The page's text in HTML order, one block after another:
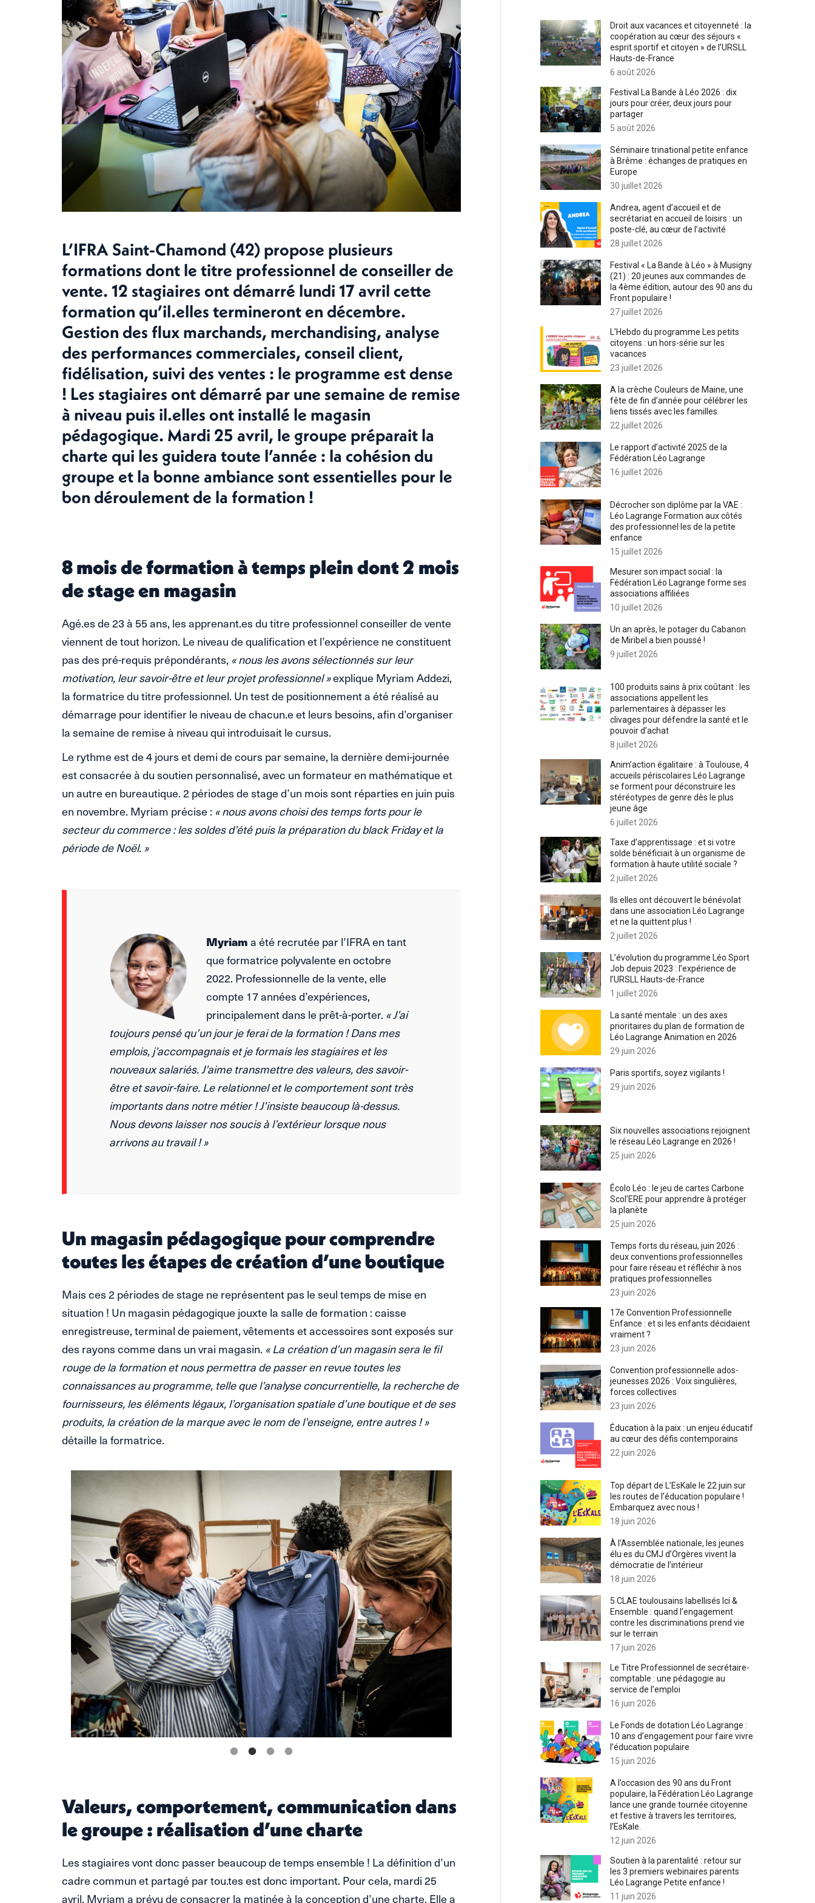
L’IFRA Saint-Chamond (42) propose plusieurs
formations dont le titre professionnel de conseiller de
vente. 12 stagiaires ont démarré lundi 17 avril cette
formation qu’il.elles termineront en décembre.
Gestion des flux marchands, merchandising, analyse
des performances commerciales, conseil client,
fidélisation, suivi des ventes : le programme est dense
! Les stagiaires ont démarré par une semaine de remise
à niveau puis il.elles ont installé le magasin
pédagogique. Mardi 25 avril, le groupe préparait la
charte qui les guidera toute l’année : la cohésion du
groupe et la bonne ambiance sont essentielles pour le
bon déroulement de la formation !
8 mois de formation à temps plein dont 2 mois
de stage en magasin
Agé.es de 23 à 55 ans, les apprenant.es du titre professionnel conseiller de vente
viennent de tout horizon. Le niveau de qualification et l’expérience ne constituent
pas des pré-requis prépondérants, « nous les avons sélectionnés sur leur
motivation, leur savoir-être et leur projet professionnel »explique Myriam Addezi,
la formatrice du titre professionnel. Un test de positionnement a été réalisé au
démarrage pour identifier le niveau de chacun.e et leurs besoins, afin d’organiser
la semaine de remise à niveau qui introduisait le cursus.
Le rythme est de 4 jours et demi de cours par semaine, la dernière demi-journée
est consacrée à du soutien personnalisé, avec un formateur en mathématique et
un autre en bureautique. 2 périodes de stage d’un mois sont réparties en juin puis
en novembre. Myriam précise : « nous avons choisi des temps forts pour le
secteur du commerce : les soldes d’été puis la préparation du black Friday et la
période de Noël. »
Myriam a été recrutée par l’IFRA en tant
que formatrice polyvalente en octobre
2022. Professionnelle de la vente, elle
compte 17 années d’expériences,
principalement dans le prêt-à-porter. « J’ai
toujours pensé qu’un jour je ferai de la formation ! Dans mes
emplois, j’accompagnais et je formais les stagiaires et les
nouveaux salariés. J’aime transmettre des valeurs, des savoir-
être et savoir-faire. Le relationnel et le comportement sont très
importants dans notre métier ! J’insiste beaucoup là-dessus.
Nous devons laisser nos soucis à l’extérieur lorsque nous
arrivons au travail ! »
Un magasin pédagogique pour comprendre
toutes les étapes de création d’une boutique
Mais ces 2 périodes de stage ne représentent pas le seul temps de mise en
situation ! Un magasin pédagogique jouxte la salle de formation : caisse
enregistreuse, terminal de paiement, vêtements et accessoires sont exposés sur
des rayons comme dans un vrai magasin. « La création d’un magasin sera le fil
rouge de la formation et nous permettra de passer en revue toutes les
connaissances au programme, telle que l’analyse concurrentielle, la recherche de
fournisseurs, les éléments légaux, l’organisation spatiale d’une boutique et de ses
produits, la création de la marque avec le nom de l’enseigne, entre autres ! »
détaille la formatrice.
Valeurs, comportement, communication dans
le groupe : réalisation d’une charte
Les stagiaires vont donc passer beaucoup de temps ensemble ! La définition d’un
cadre commun et partagé par tou.tes est donc important. Pour cela, mardi 25
avril, Myriam a prévu de consacrer la matinée à la conception d’une charte. Elle a
Droit aux vacances et citoyenneté : la
coopération au cœur des séjours «
esprit sportif et citoyen » de l’URSLL
Hauts-de-France
6 août 2026
Festival La Bande à Léo 2026 : dix
jours pour créer, deux jours pour
partager
5 août 2026
Séminaire trinational petite enfance
à Brême : échanges de pratiques en
Europe
30 juillet 2026
Andrea, agent d’accueil et de
secrétariat en accueil de loisirs : un
poste-clé, au cœur de l’activité
28 juillet 2026
Festival « La Bande à Léo » à Musigny
(21) : 20 jeunes aux commandes de
la 4ème édition, autour des 90 ans du
Front populaire !
27 juillet 2026
L’Hebdo du programme Les petits
citoyens : un hors-série sur les
vacances
23 juillet 2026
A la crèche Couleurs de Maine, une
fête de fin d’année pour célébrer les
liens tissés avec les familles
22 juillet 2026
Le rapport d’activité 2025 de la
Fédération Léo Lagrange
16 juillet 2026
Décrocher son diplôme par la VAE :
Léo Lagrange Formation aux côtés
des professionnel·les de la petite
enfance
15 juillet 2026
Mesurer son impact social : la
Fédération Léo Lagrange forme ses
associations affiliées
10 juillet 2026
Un an après, le potager du Cabanon
de Miribel a bien poussé !
9 juillet 2026
100 produits sains à prix coûtant : les
associations appellent les
parlementaires à dépasser les
clivages pour défendre la santé et le
pouvoir d’achat
8 juillet 2026
Anim’action égalitaire : à Toulouse, 4
accueils périscolaires Léo Lagrange
se forment pour déconstruire les
stéréotypes de genre dès le plus
jeune âge
6 juillet 2026
Taxe d’apprentissage : et si votre
solde bénéficiait à un organisme de
formation à haute utilité sociale ?
2 juillet 2026
Ils·elles ont découvert le bénévolat
dans une association Léo Lagrange
et ne la quittent plus !
2 juillet 2026
L’évolution du programme Léo Sport
Job depuis 2023 : l’expérience de
l’URSLL Hauts-de-France
1 juillet 2026
La santé mentale : un des axes
prioritaires du plan de formation de
Léo Lagrange Animation en 2026
29 juin 2026
Paris sportifs, soyez vigilants !
29 juin 2026
Six nouvelles associations rejoignent
le réseau Léo Lagrange en 2026 !
25 juin 2026
Écolo Léo : le jeu de cartes Carbone
Scol’ERE pour apprendre à protéger
la planète
25 juin 2026
Temps forts du réseau, juin 2026 :
deux conventions professionnelles
pour faire réseau et réfléchir à nos
pratiques professionnelles
23 juin 2026
17e Convention Professionnelle
Enfance : et si les enfants décidaient
vraiment ?
23 juin 2026
Convention professionnelle ados-
jeunesses 2026 : Voix singulières,
forces collectives
23 juin 2026
Éducation à la paix : un enjeu éducatif
au cœur des défis contemporains
22 juin 2026
Top départ de L’EsKale le 22 juin sur
les routes de l’éducation populaire !
Embarquez avec nous !
18 juin 2026
À l’Assemblée nationale, les jeunes
élu·es du CMJ d’Orgères vivent la
démocratie de l’intérieur
18 juin 2026
5 CLAE toulousains labellisés Ici &
Ensemble : quand l’engagement
contre les discriminations prend vie
sur le terrain
17 juin 2026
Le Titre Professionnel de secrétaire-
comptable : une pédagogie au
service de l’emploi
16 juin 2026
Le Fonds de dotation Léo Lagrange :
10 ans d’engagement pour faire vivre
l’éducation populaire
15 juin 2026
A l’occasion des 90 ans du Front
populaire, la Fédération Léo Lagrange
lance une grande tournée citoyenne
et festive à travers les territoires,
l’EsKale.
12 juin 2026
Soutien à la parentalité : retour sur
les 3 premiers webinaires parents
Léo Lagrange Petite enfance !
11 juin 2026